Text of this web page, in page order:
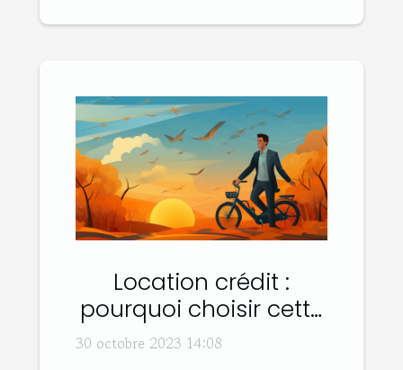
Location crédit :
pourquoi choisir cette
option ?
30 octobre 2023 14:08